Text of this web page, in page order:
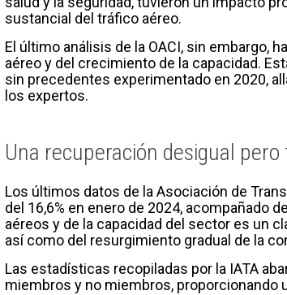
sustancial del tráfico aéreo.
El último análisis de la OACI, sin embargo,
aéreo y del crecimiento de la capacidad.
sin precedentes experimentado en 2020,
los expertos.
Una recuperación desigual
Los últimos datos de la Asociación de
del 16,6% en enero de 2024, acompañado
aéreos y de la capacidad del sector es un
así como del resurgimiento gradual de la
Las estadísticas recopiladas por la IATA
miembros y no miembros, proporcionando